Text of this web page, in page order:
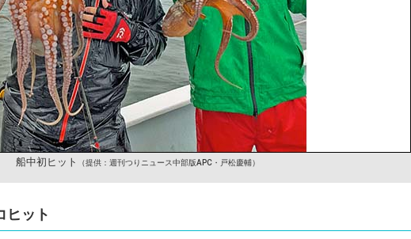
船中初ヒット （提供：週刊つりニュース中部版APC・戸松慶輔）
ヒット